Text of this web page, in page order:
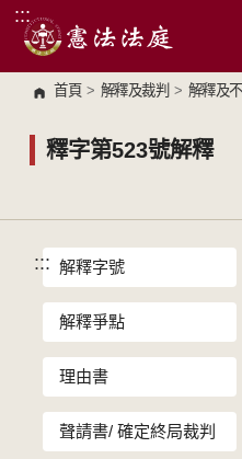
跳到主要內容區塊
:::
首頁 > 解釋及裁判 > 解釋及
釋字第523號解釋
::: 解釋字號
解釋爭點
理由書
聲請書/ 確定終局裁判